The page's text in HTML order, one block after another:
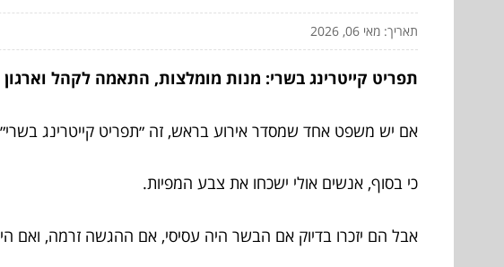
תאריך: מאי 06, 2026
תפריט קייטרינג בשרי: מנות מומלצות, התאמה לקהל
אם יש משפט אחד שמסדר אירוע בראש, זה ״תפריט קייטרינג
כי בסוף, אנשים אולי ישכחו את צבע המפיות.
אבל הם יזכרו בדיוק אם הבשר היה עסיסי, אם ההגשה זרמה, ואם